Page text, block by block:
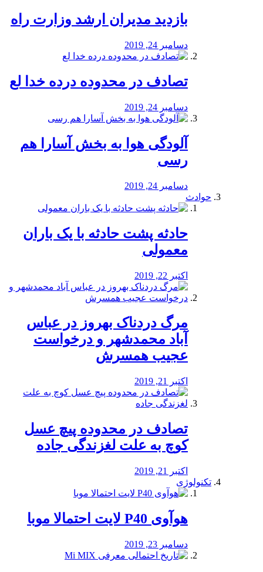
بازدید مدیران ارشد وزارت راه
دسامبر 24, 2019
تصادف در محدوده درده خدا لع
دسامبر 24, 2019
آلودگی هوا به بخش آسارا هم
رسی
دسامبر 24, 2019
حوادث
️حادثه پشت حادثه با یک باران
معمولی
اکتبر 22, 2019
مرگ دردناک بهروز در عباس
آباد محمدشهر و درخواست
عجیب همسرش
اکتبر 21, 2019
تصادف در محدوده پیچ عسل
کوچ به علت لغزندگی جاده
اکتبر 21, 2019
تکنولوژی
هوآوی P40 لایت احتمالا موبا
دسامبر 23, 2019